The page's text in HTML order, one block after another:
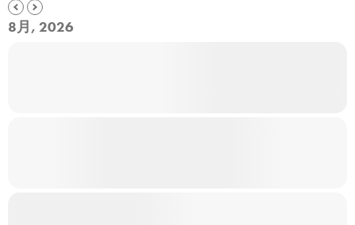
8月, 2026